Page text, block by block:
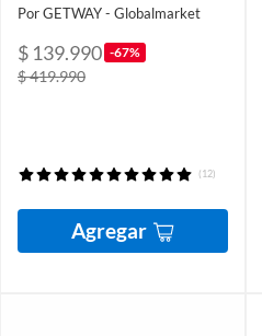
Por GETWAY - Globalmarket
$ 139.990 -67%
$ 419.990
(12)
Agregar